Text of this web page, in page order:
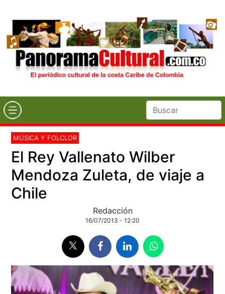
MÚSICA Y FOLCLOR
El Rey Vallenato Wilber
Mendoza Zuleta, de viaje a
Chile
Redacción
16/07/2013 - 12:20